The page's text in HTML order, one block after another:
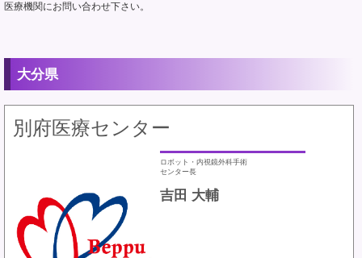
医療機関にお問い合わせ下さい。
大分県
別府医療センター
ロボット・内視鏡外科手術
センター長
吉田 大輔